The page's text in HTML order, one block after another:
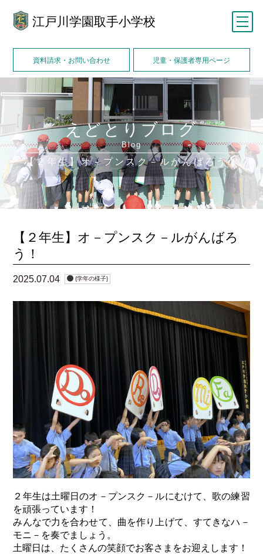
江戸川学園取手小学校
資料請求・お問い合わせ 児童・保護者専用ページ
えどとりブログ
Blog
【２年生】オ－プンスク－ルがんばろう！
メニュー
【２年生】オ－プンスク－ルがんばろ
う！
2025.07.04 {学年の様子}
２年生は土曜日のオ－プンスク－ルにむけて、歌の練習
を頑張っています！
みんなで力を合わせて、曲を作り上げて、すてきなハ－
モニ－を奏でましょう。
土曜日は、たくさんの笑顔でお客さまをお迎えします！